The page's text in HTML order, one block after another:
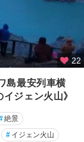
22
島最安列車横
ジェン火山》
絶景
# イジェン火山